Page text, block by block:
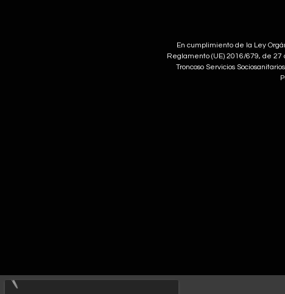
En cumplimiento de la Ley
Reglamento (UE) 2016/679, de 27
Troncoso Servicios